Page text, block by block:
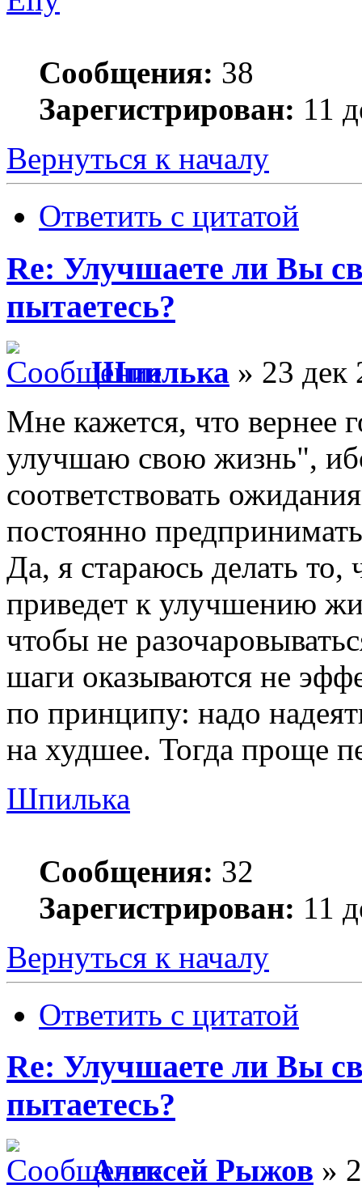
Сообщения: 38
Зарегистрирован: 11
Вернуться к началу
Ответить с цитатой
Re: Улучшаете ли Вы
пытаетесь?
Шпилька » 23 дек
Мне кажется, что вернее
улучшаю свою жизнь",
соответствовать
постоянно
Да, я стараюсь делать
приведет к улучшению
чтобы не
шаги оказываются не
по принципу: надо
на худшее. Тогда проще
Шпилька
Сообщения: 32
Зарегистрирован: 11
Вернуться к началу
Ответить с цитатой
Re: Улучшаете ли Вы
пытаетесь?
Алексей Рыжов »